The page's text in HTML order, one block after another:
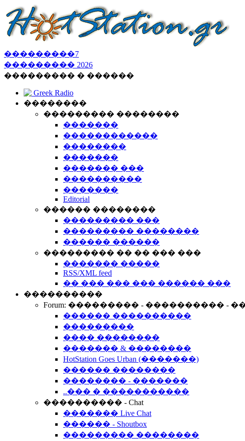
���������7
��������� 2026
��������� � ������
Greek Radio
��������
��������� ��������
�������
������������
��������
�������
������� ���
����������
�������
Editorial
������ ��������
��������� ���
��������� ��������
������ ������
��������� �� �� ��� ���
������� �����
RSS/XML feed
�� ��� ��� ��� ������ ���
����������
Forum: ��������� - ���������� -
������ ����������
���������
���� ��������
������� & ��������
HotStation Goes Urban (�������)
������ ��������
�������� - �������
..��� � �����������
���������� - Chat
������� Live Chat
������ - Shoutbox
��������� ��������